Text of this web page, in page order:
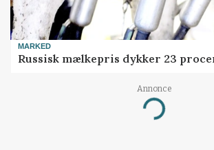
MARKED
Russisk mælkepris dykker 23
Annonce
Loading...